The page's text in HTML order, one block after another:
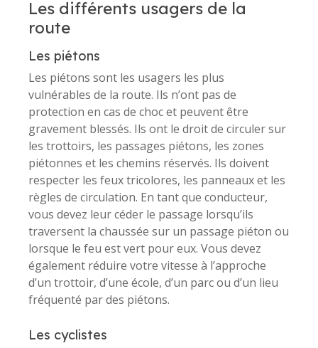
Les différents usagers de la
route
Les piétons
Les piétons sont les usagers les plus
vulnérables de la route. Ils n’ont pas de
protection en cas de choc et peuvent être
gravement blessés. Ils ont le droit de circuler sur
les trottoirs, les passages piétons, les zones
piétonnes et les chemins réservés. Ils doivent
respecter les feux tricolores, les panneaux et les
règles de circulation. En tant que conducteur,
vous devez leur céder le passage lorsqu’ils
traversent la chaussée sur un passage piéton ou
lorsque le feu est vert pour eux. Vous devez
également réduire votre vitesse à l’approche
d’un trottoir, d’une école, d’un parc ou d’un lieu
fréquenté par des piétons.
Les cyclistes